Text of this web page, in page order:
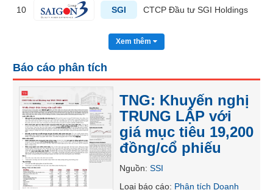
10 SGI CTCP Đầu tư SGI Holdings
Xem thêm
Báo cáo phân tích
TNG: Khuyến nghị
TRUNG LẬP với
giá mục tiêu 19,200
đồng/cổ phiếu
Nguồn:SSI
Loại báo cáo: Phân tích Doanh
CHĂM
SÓC
SỨC
KHỎE
TÀI
CHÍNH